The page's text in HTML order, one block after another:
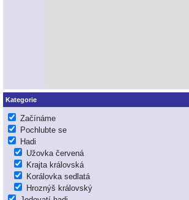
Kategorie
Začínáme
Pochlubte se
Hadi
Užovka červená
Krajta královská
Korálovka sedlatá
Hroznýš královský